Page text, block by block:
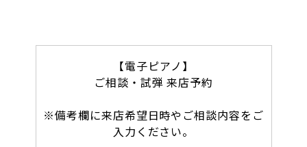
【電子ピアノ】
ご相談・試弾 来店予約
※備考欄に来店希望日時やご相談内容をご
入力ください。